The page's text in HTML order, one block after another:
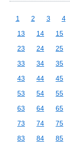
1 2 3 4
13
14 15
23
24 25
33
34 35
43
44 45
53
54 55
63
64 65
73
74 75
83
84 85